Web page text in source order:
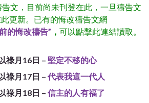
文，目前尚未刊登在此，一旦禱告文
更新。已有的悔改禱告文網
的悔改禱告” ， 可以點擊此連結讀取。
祿月16日 – 堅定不移的心
祿月17日 – 代表我這一代人
祿月18日 – 信主的人有福了